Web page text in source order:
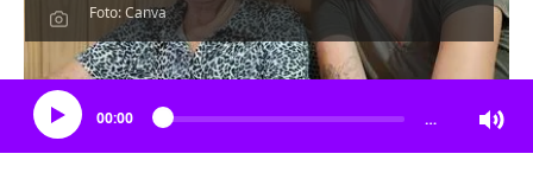
Foto: Canva
Escucha el artículo
00:00 …